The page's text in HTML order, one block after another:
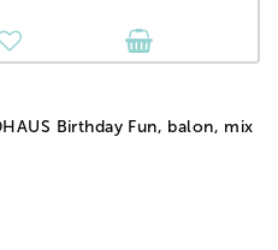
Birthday Fun, balon, mix